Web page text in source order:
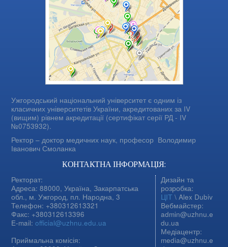
Ужгородський національний університет є одним із
класичних університетів України, акредитованих за IV
(вищим) рівнем акредитації (сертифікат серії РД - IV
№0753932).
Ректор – доктор медичних наук, професор Володимир
Іванович Смоланка
КОНТАКТНА ІНФОРМАЦІЯ:
Ректорат:
Адреса: 88000, Україна, Закарпатська
обл., м. Ужгород, пл. Народна, 3
Телефон: +380312613321
Факс: +380312613396
E-mail:official@uzhnu.edu.ua
Приймальна комісія:
Дизайн та
розробка:
ЦІТ \ Alex Dubiv
Вебмайстер:
admin@uzhnu.e
du.ua
Медіацентр:
media@uzhnu.e